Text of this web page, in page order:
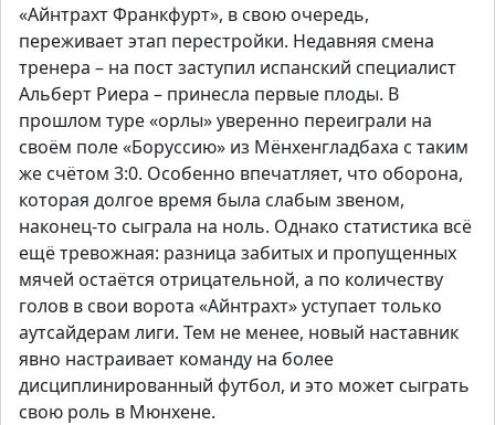
«Айнтрахт Франкфурт», в свою очередь,
переживает этап перестройки. Недавняя смена
тренера – на пост заступил испанский специалист
Альберт Риера – принесла первые плоды. В
прошлом туре «орлы» уверенно переиграли на
своём поле «Боруссию» из Мёнхенгладбаха с таким
же счётом 3:0. Особенно впечатляет, что оборона,
которая долгое время была слабым звеном,
наконец-то сыграла на ноль. Однако статистика всё
ещё тревожная: разница забитых и пропущенных
мячей остаётся отрицательной, а по количеству
голов в свои ворота «Айнтрахт» уступает только
аутсайдерам лиги. Тем не менее, новый наставник
явно настраивает команду на более
дисциплинированный футбол, и это может сыграть
свою роль в Мюнхене.